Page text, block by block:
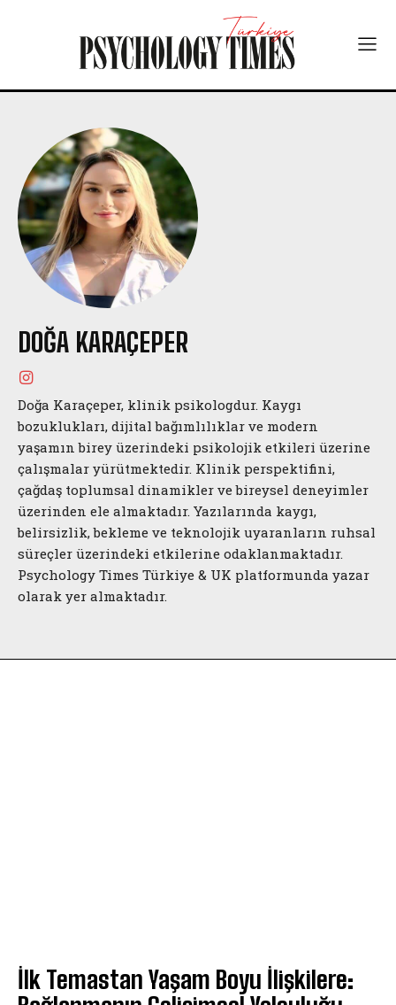
DOĞA KARAÇEPER
Doğa Karaçeper, klinik psikologdur. Kaygı
bozuklukları, dijital bağımlılıklar ve modern
yaşamın birey üzerindeki psikolojik etkileri üzerine
çalışmalar yürütmektedir. Klinik perspektifini,
çağdaş toplumsal dinamikler ve bireysel deneyimler
üzerinden ele almaktadır. Yazılarında kaygı,
belirsizlik, bekleme ve teknolojik uyaranların ruhsal
süreçler üzerindeki etkilerine odaklanmaktadır.
Psychology Times Türkiye & UK platformunda yazar
olarak yer almaktadır.
İlk Temastan Yaşam Boyu İlişkilere: